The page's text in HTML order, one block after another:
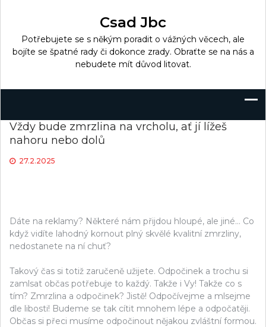
Csad Jbc
Potřebujete se s někým poradit o vážných věcech, ale
bojíte se špatné rady či dokonce zrady. Obraťte se na nás a
nebudete mít důvod litovat.
Vždy bude zmrzlina na vrcholu, ať jí lížeš
nahoru nebo dolů
27.2.2025
Dáte na reklamy? Některé nám přijdou hloupé, ale jiné… Co
když vidíte lahodný kornout plný skvělé kvalitní zmrzliny,
nedostanete na ní chuť?
Takový čas si totiž zaručeně užijete. Odpočinek a trochu si
zamlsat občas potřebuje to každý. Takže i Vy! Takže co s
tím? Zmrzlina a odpočinek? Jistě! Odpočívejme a mlsejme
dle libosti! Budeme se tak cítit mnohem lépe a odpočatěji.
Občas si přeci musíme odpočinout nějakou zvláštní formou.